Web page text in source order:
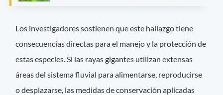
Los investigadores sostienen que este hallazgo tiene
consecuencias directas para el manejo y la protección de
estas especies. Si las rayas gigantes utilizan extensas
áreas del sistema fluvial para alimentarse, reproducirse
o desplazarse, las medidas de conservación aplicadas